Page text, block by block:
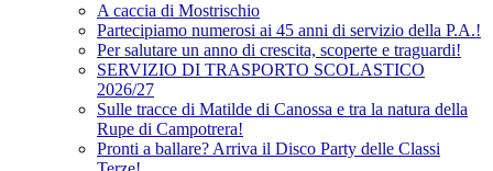
A caccia di Mostrischio
Partecipiamo numerosi ai 45 anni di servizio della P.A.!
Per salutare un anno di crescita, scoperte e traguardi!
SERVIZIO DI TRASPORTO SCOLASTICO
2026/27
Sulle tracce di Matilde di Canossa e tra la natura della
Rupe di Campotrera!
Pronti a ballare? Arriva il Disco Party delle Classi